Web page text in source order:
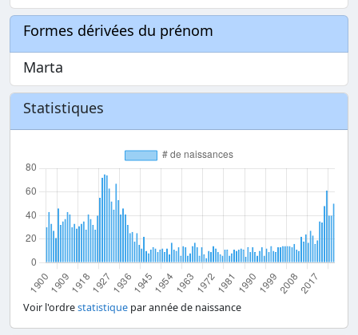
Formes dérivées du prénom
Marta
Statistiques
Voir l'ordrestatistique par année de naissance